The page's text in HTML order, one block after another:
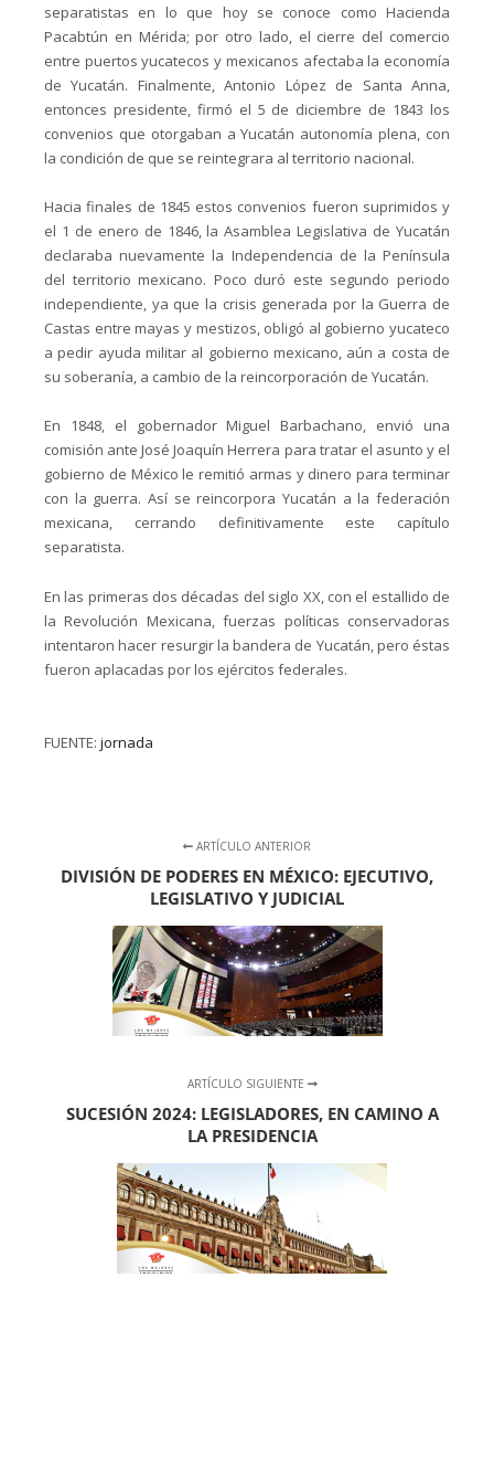
separatistas en lo que hoy se conoce como Hacienda
Pacabtún en Mérida; por otro lado, el cierre del comercio
entre puertos yucatecos y mexicanos afectaba la economía
de Yucatán. Finalmente, Antonio López de Santa Anna,
entonces presidente, firmó el 5 de diciembre de 1843 los
convenios que otorgaban a Yucatán autonomía plena, con
la condición de que se reintegrara al territorio nacional.
Hacia finales de 1845 estos convenios fueron suprimidos y
el 1 de enero de 1846, la Asamblea Legislativa de Yucatán
declaraba nuevamente la Independencia de la Península
del territorio mexicano. Poco duró este segundo periodo
independiente, ya que la crisis generada por la Guerra de
Castas entre mayas y mestizos, obligó al gobierno yucateco
a pedir ayuda militar al gobierno mexicano, aún a costa de
su soberanía, a cambio de la reincorporación de Yucatán.
En 1848, el gobernador Miguel Barbachano, envió una
comisión ante José Joaquín Herrera para tratar el asunto y el
gobierno de México le remitió armas y dinero para terminar
con la guerra. Así se reincorpora Yucatán a la federación
mexicana, cerrando definitivamente este capítulo
separatista.
En las primeras dos décadas del siglo XX, con el estallido de
la Revolución Mexicana, fuerzas políticas conservadoras
intentaron hacer resurgir la bandera de Yucatán, pero éstas
fueron aplacadas por los ejércitos federales.
FUENTE: jornada
ARTÍCULO ANTERIOR
DIVISIÓN DE PODERES EN MÉXICO: EJECUTIVO,
LEGISLATIVO Y JUDICIAL
ARTÍCULO SIGUIENTE
SUCESIÓN 2024: LEGISLADORES, EN CAMINO A
LA PRESIDENCIA